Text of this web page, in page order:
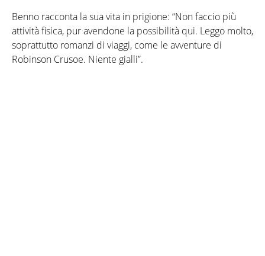
Benno racconta la sua vita in prigione: “Non faccio più
attività fisica, pur avendone la possibilità qui. Leggo molto,
soprattutto romanzi di viaggi, come le avventure di
Robinson Crusoe. Niente gialli”.